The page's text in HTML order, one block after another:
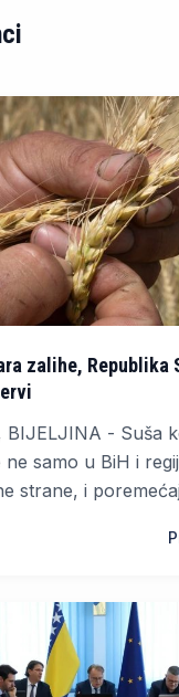
zalihe, Republika
- Suša
samo u BiH i
strane, i
razlozi su zašto
borci za zaštitu